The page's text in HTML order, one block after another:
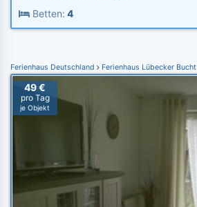
Betten: 4
Ferienhaus Deutschland Ferienhaus Lübecker Bucht
49 €
pro Tag
je Objekt